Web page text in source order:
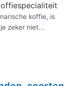
koffie, is
zeker niet...